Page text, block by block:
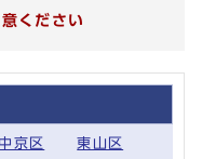
ください
中京区 東山区